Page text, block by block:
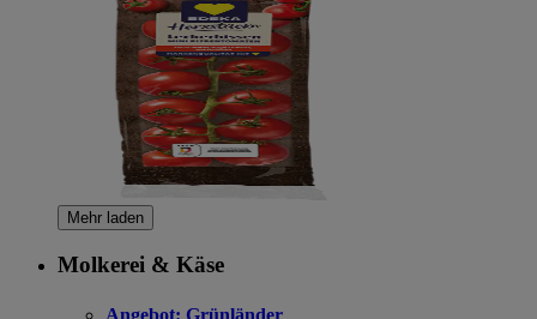
Mehr laden
Molkerei & Käse
Angebot: Grünländer